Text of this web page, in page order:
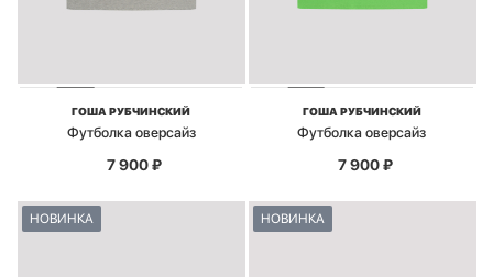
ГОША РУБЧИНСКИЙ
Футболка оверсайз
7 900₽
ГОША РУБЧИНСКИЙ
Футболка оверсайз
7 900₽
НОВИНКА НОВИНКА